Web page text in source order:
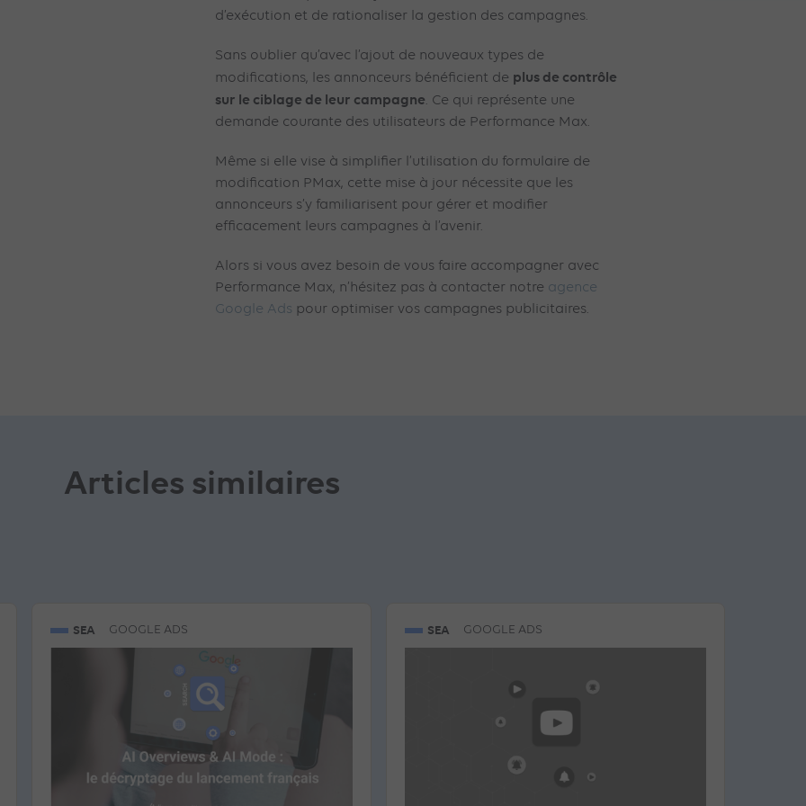
d’exécution et de rationaliser la gestion des campagnes.
Sans oublier qu’avec l’ajout de nouveaux types de
modifications, les annonceurs bénéficient de plus de contrôle
sur le ciblage de leur campagne. Ce qui représente une
demande courante des utilisateurs de Performance Max.
Même si elle vise à simplifier l’utilisation du formulaire de
modification PMax, cette mise à jour nécessite que les
annonceurs s’y familiarisent pour gérer et modifier
efficacement leurs campagnes à l’avenir.
Alors si vous avez besoin de vous faire accompagner avec
Performance Max, n’hésitez pas à contacter notre agence
Google Ads pour optimiser vos campagnes publicitaires.
Articles similaires
SEA GOOGLE ADS SEA GOOGLE ADS